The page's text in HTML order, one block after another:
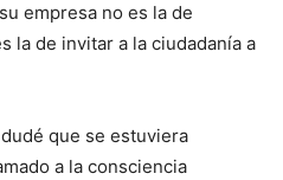
empresa no es la de
la de invitar a la ciudadanía a
que se estuviera
a la consciencia